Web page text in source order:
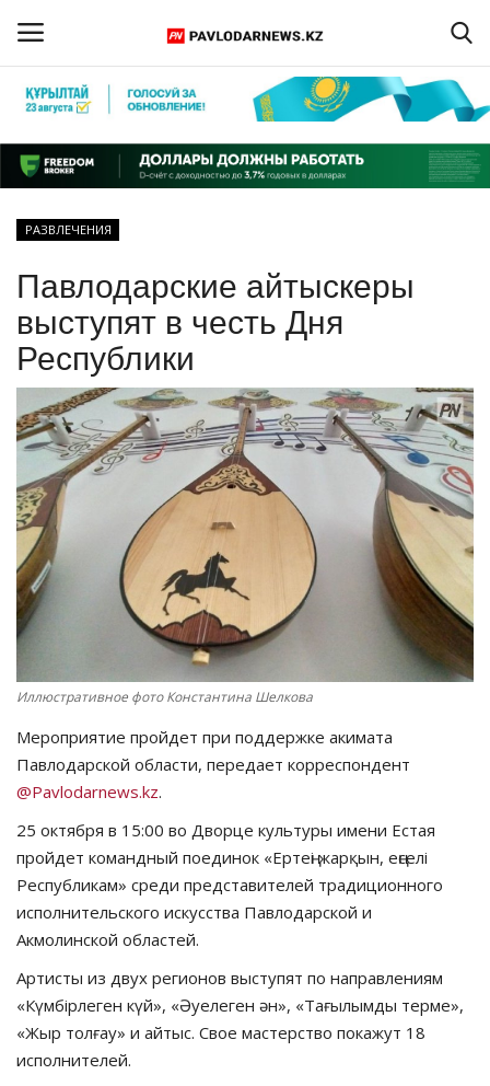
Регистрация
Главная
ПАВЛОДАРСКАЯ ОБЛАСТЬ
КАЗАХСТАН
МИР
СПЕЦПРОЕКТЫ
СПОРТ
Чек-лист
РАЗВЛЕЧЕНИЯ
OFFICIAL
Курултай
Қазақша Русский
РАЗВЛЕЧЕНИЯ
Павлодарские айтыскеры
выступят в честь Дня
Республики
Иллюстративное фото Константина Шелкова
Мероприятие пройдет при поддержке акимата
Павлодарской области, передает корреспондент
@Pavlodarnews.kz.
25 октября в 15:00 во Дворце культуры имени Естая
пройдет командный поединок «Ертеңі жарқын, еңселі
Республикам» среди представителей традиционного
исполнительского искусства Павлодарской и
Акмолинской областей.
Артисты из двух регионов выступят по направлениям
«Күмбірлеген күй», «Әуелеген ән», «Тағылымды терме»,
«Жыр толғау» и айтыс. Свое мастерство покажут 18
исполнителей.